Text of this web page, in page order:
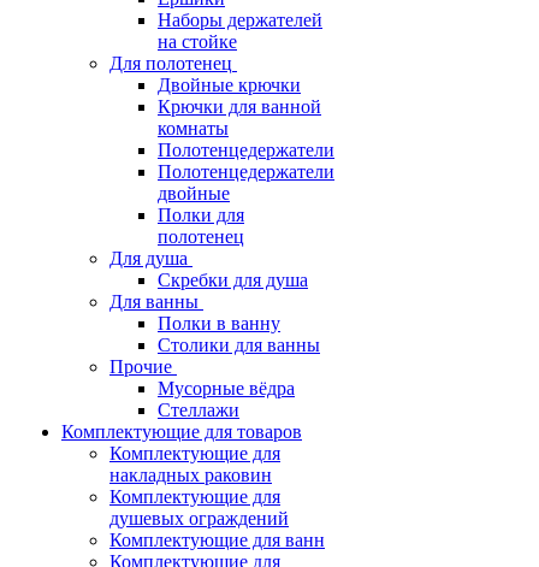
Наборы держателей
на стойке
Для полотенец
Двойные крючки
Крючки для ванной
комнаты
Полотенцедержатели
Полотенцедержатели
двойные
Полки для
полотенец
Для душа
Скребки для душа
Для ванны
Полки в ванну
Столики для ванны
Прочие
Мусорные вёдра
Стеллажи
Комплектующие для товаров
Комплектующие для
накладных раковин
Комплектующие для
душевых ограждений
Комплектующие для ванн
Комплектующие для